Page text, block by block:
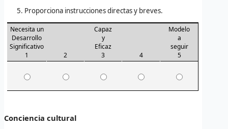
Proporciona instrucciones directas y breves.
Necesita un
Desarrollo
Significativo
1
2
Capaz
y
Eficaz
3
4
Modelo
a
seguir
5
Conciencia cultural